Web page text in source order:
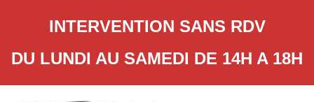
INTERVENTION SANS RDV
DU LUNDI AU SAMEDI DE 14H A 18H